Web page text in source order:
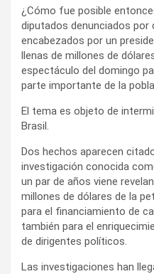
¿Cómo fue posible
diputados denunciados por
encabezados por un
llenas de millones de
espectáculo del domingo
parte importante de la
El tema es objeto de
Brasil.
Dos hechos aparecen
investigación conocida
un par de años viene
millones de dólares de la
para el financiamiento de
también para el
de dirigentes políticos.
Las investigaciones han